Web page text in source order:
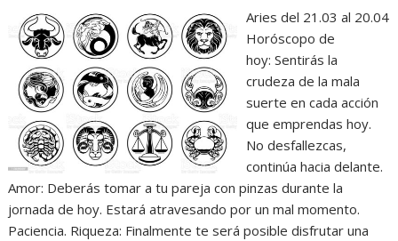
Aries del 21.03 al 20.04
Horóscopo de
hoy: Sentirás la
crudeza de la mala
suerte en cada acción
que emprendas hoy.
No desfallezcas,
continúa hacia delante.
Amor: Deberás tomar a tu pareja con pinzas durante la
jornada de hoy. Estará atravesando por un mal momento.
Paciencia. Riqueza: Finalmente te será posible disfrutar una